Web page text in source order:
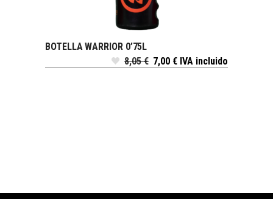
LEER MÁS
BOTELLA WARRIOR 0’75L
8,05€ 7,00 € IVA incluido